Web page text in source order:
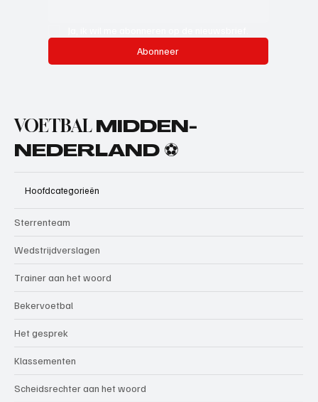
Abonneer
VOETBAL MIDDEN-
NEDERLAND ⚽
Hoofdcategorieën
Sterrenteam
Wedstrijdverslagen
Trainer aan het woord
Bekervoetbal
Het gesprek
Klassementen
Scheidsrechter aan het woord